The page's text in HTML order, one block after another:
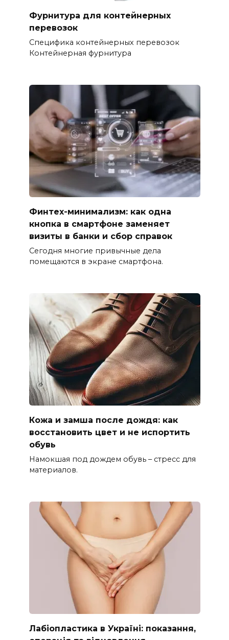
Фурнитура для контейнерных
перевозок
Специфика контейнерных перевозок
Контейнерная фурнитура
Финтех-минимализм: как одна
кнопка в смартфоне заменяет
визиты в банки и сбор справок
Сегодня многие привычные дела
помещаются в экране смартфона.
Кожа и замша после дождя: как
восстановить цвет и не испортить
обувь
Намокшая под дождем обувь – стресс для
материалов.
Лабіопластика в Україні: показання,